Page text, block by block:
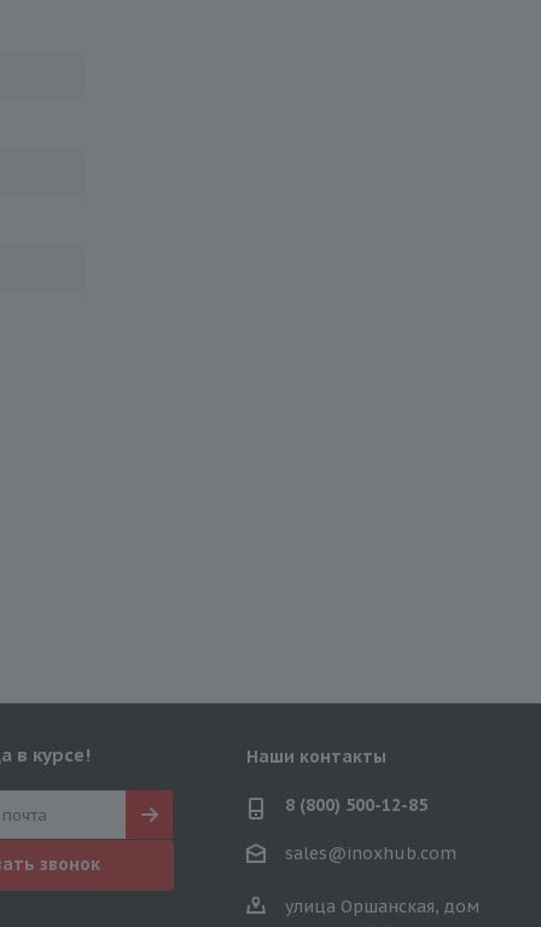
в курсе!
звонок
Наши контакты
8 (800) 500-12-85
sales@inoxhub.com
улица Оршанская, дом